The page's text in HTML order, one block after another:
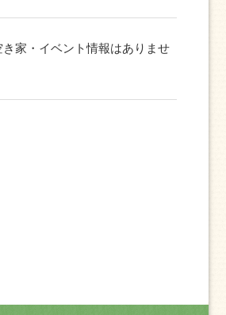
家・イベント情報はありませ